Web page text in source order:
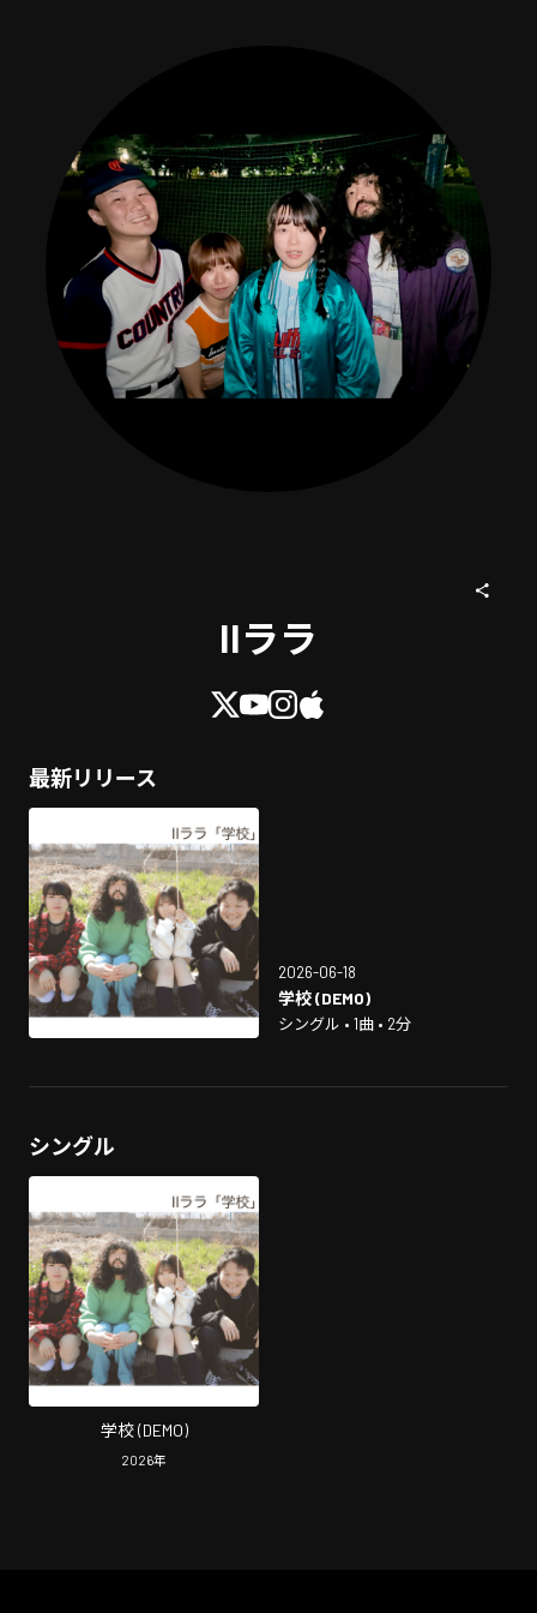
IIララ
最新リリース
2026-06-18
学校 (DEMO)
シングル • 1曲 • 2分
シングル
学校 (DEMO)
2026年